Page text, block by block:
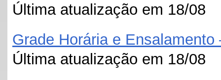
Última atualização em 18/08
Grade Horária e
Última atualização em 18/08